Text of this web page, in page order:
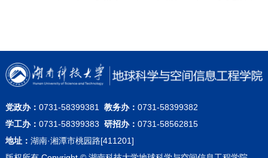
党政办： 0731-58399381 教务办： 0731-58399382
学工办： 0731-58399383 研招办： 0731-58562815
地址： 湖南·湘潭市桃园路[411201]